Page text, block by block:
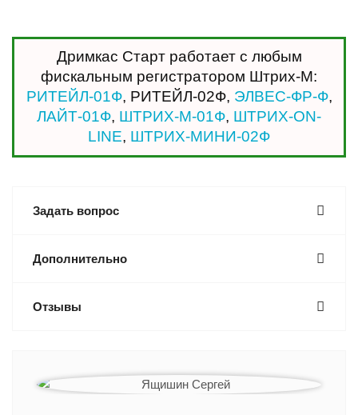
Дримкас Старт работает с любым
фискальным регистратором Штрих-М:
РИТЕЙЛ-01Ф, РИТЕЙЛ-02Ф, ЭЛВЕС-ФР-Ф,
ЛАЙТ-01Ф, ШТРИХ-М-01Ф, ШТРИХ-ON-
LINE, ШТРИХ-МИНИ-02Ф
Задать вопрос
Дополнительно
Отзывы